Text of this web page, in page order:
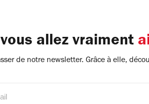
allez vraiment
de notre newsletter. Grâce à elle,